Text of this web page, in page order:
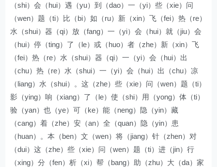
（shi）会（hui）遇（yu）到（dao）一（yi）些（xie）问
（wen）题（ti）比（bi）如（ru）新（xin）飞（fei）热（re）
水（shui）器（qi）放（fang）一（yi）会（hui）就（jiu）会
（hui）停（ting）了（le）或（huo）者（zhe）新（xin）飞
（fei）热（re）水（shui）器（qi）一（yi）会（hui）出
（chu）热（re）水（shui）一（yi）会（hui）出（chu）凉
（liang）水（shui）。这（zhe）些（xie）问（wen）题（ti）
影（ying）响（xiang）了（le）使（shi）用（yong）体（ti）
验（yan）也（ye）可（ke）能（neng）隐（yin）藏
（cang）着（zhe）安（an）全（quan）隐（yin）患
（huan）。本（ben）文（wen）将（jiang）针（zhen）对
（dui）这（zhe）些（xie）问（wen）题（ti）进（jin）行
（xing）分（fen）析（xi）帮（bang）助（zhu）大（da）家